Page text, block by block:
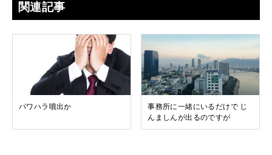
関連記事
パワハラ噴出か
事務所に一緒にいるだけで じ
んましんが出るのですが